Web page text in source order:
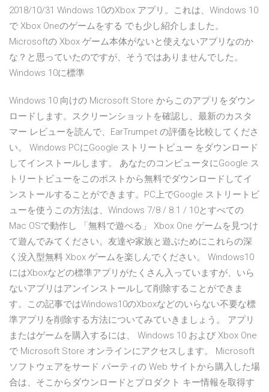
2018/10/31 Windows 10のXbox アプリ。これは、Windows 10
で Xbox Oneのゲームをする でも少し紹介しました。
Microsoftの Xbox ゲーム本体がないと使えないアプリなのか
な？と思っていたのですが、そうではありませんでした。
Windows 10に標準
Windows 10 向けの Microsoft Store からこのアプリをダウン
ロードします。スクリーンショットを確認し、最新のカスタ
マー レビューを読んで、EarTrumpet の評価を比較してくださ
い。 Windows PCにGoogle ストリートビュー をダウンロード
してインストールします。 あなたのコンピュータにGoogle ス
トリートビューをこのポストから無料でダウンロードしてイ
ンストールすることができます。PC上でGoogle ストリートビ
ューを使うこの方法は、Windows 7/8 / 8.1 / 10とすべての
Mac OSで動作し 「無料で遊べる」 Xbox One ゲームを見つけ
て遊んでみてください。友達や家族と遊ぶためにこれらの深
く没入型無料 Xbox ゲームを楽しんでください。 Windows10
にはXboxなどの標準アプリがたくさん入っていますが、いら
ないアプリはアンインストールして削除することができま
す。この記事ではWindows10のXboxなどのいらない不要な標
準アプリを削除する方法についてみていきましょう。 アプリ
またはゲームを購入するには、 Windows 10 および Xbox One
で Microsoft Store オンラインにアクセスします。 Microsoft
ソフトウェアをサード パーティの Web サイトから購入した場
合は、そこからダウンロードとプロダクト キー情報を取得す